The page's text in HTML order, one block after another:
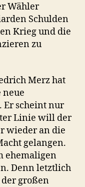
Wähler
Schulden
Krieg und die
zu
Merz hat
neue
Er scheint nur
Linie will der
wieder an die
gelangen.
ehemaligen
Denn letztlich
der großen